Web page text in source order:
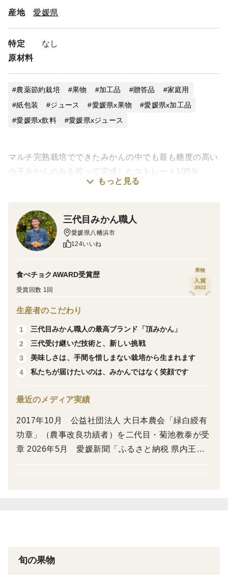
産地 愛媛県
特定
原材料
なし
農薬節約栽培 果物 加工品 贈答品
家庭用
紙包装
ジュース 愛媛県x果物
愛媛県x加工品
愛媛県x飲料
愛媛県xジュース
マルチ完熟栽培でできたみかんの中でも最も糖度の高い
小玉みかんのみを搾って完成したストレート100％
す。
原料の栽培からこだわりをもってできた最高傑作の
ジュースです。
ます
【内容量】
無添加でみかんの果汁しか入っておりませんので、安
心してお召し上がりいただけます。
もっと見る
三代目みかん職人
愛媛県八幡浜市
124いいね
食べチョクAWARD受賞歴
受賞回数 1回
果物
生産者のこだわり
1
三代目みかん職人の最高ブランド「頂みかん」
2
三代受け継いだ技術と、新しい挑戦
3
美味しさは、手間を惜しまない栽培から生まれます
4
私たちが届けたいのは、みかんではなく笑顔です
最近のメディア実績
2017年10月 公益社団法人 大日本農会「緑白綬有
功章」（農事改良功績者）を二代目・菊池教泰が受
章 2026年5月 愛媛新聞「ふるさと納税 県内王者
旬の果物